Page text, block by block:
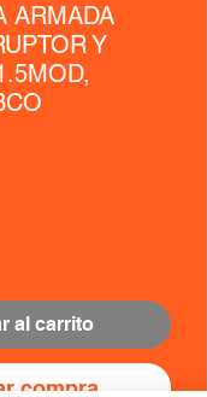
ARMADA
Y
al carrito
compra